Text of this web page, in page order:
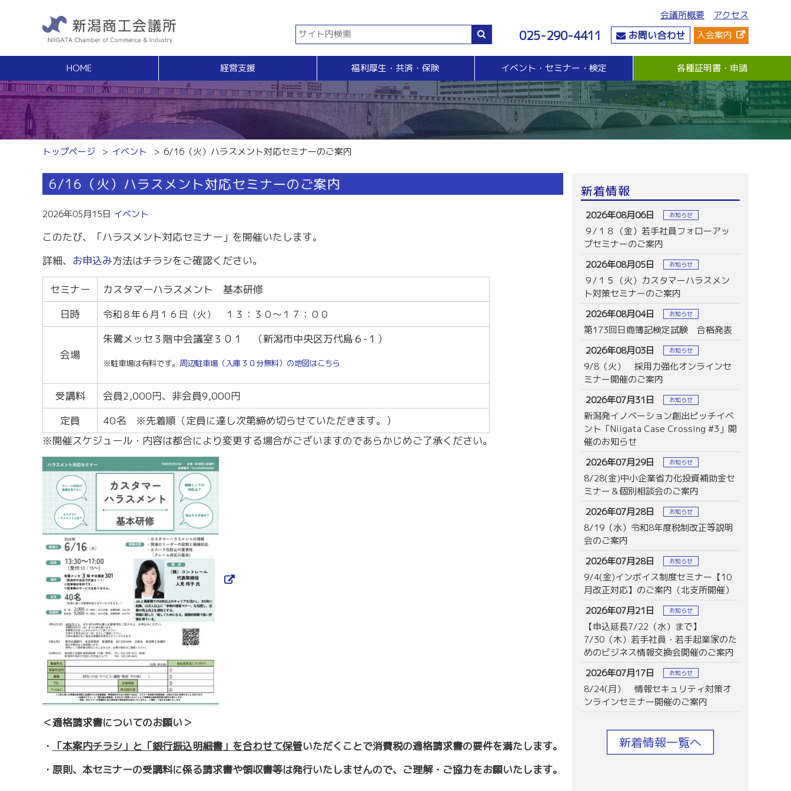
会議所概要 アクセス
025-290-4411 お問い合わせ 入会案内
HOME 経営支援
経営支援
経営相談
無料窓口相談
専門家ネットワーク
経営安定特別相談室
中小企業支援サイト「ミラサポ」
新潟県建設サポートセンター
税務相談（無料相談窓口）
労務・雇用関係
労務・雇用・賃金相談（無料相談窓口）
賃金関係諸統計・説明会
事業承継・Ｍ＆Ａ
事業承継支援（無料相談窓口）
事業承継簡易診断
M＆Aの相談・斡旋
創業塾
事業計画・創業融資相談（無料窓口相談）
商工会議所ライブラリー
経営発達支援
販売拡大・人脈
販売拡大
商い情報便
電子商い情報便
商いつなぐサイト
交流会
新潟国際ビジネス研究会
資金・融資
無担保・無保証人融資
各種融資制度紹介
社会情勢
要望・提言
地域活性化
福利厚生・共済・保険
福利
健康増進サポート
共済等
生命共済制度「チューリップ共済」
小規模企業共済制度
火災共済
自動車共済
国民年金基金
危機管理
危機管理支援（無料窓口相談）
与信管理支援(あんしん取引情報提供事業)
ビジネス総合保険制度
売上債権保全制度（グループ取引信用保険）
業務災害補償プラン
休業補償プラン
商工会議所会員向け保険制度
イベント・セミナー・検定
イベント・セミナー・検定
イベント・セミナー
検定
各種証明書・申請
各種証明書・申請
貿易関係証明
電子証明書発行
【受付終了】GS1事業者（JAN企業）コード
トップページ イベント 6/16（火）ハラスメント対応セミナーのご案内
6/16（火）ハラスメント対応セミナーのご案内
2026年05月15日 イベント
このたび、「ハラスメント対応セミナー」を開催いたします。
詳細、 お申込み方法はチラシをご確認ください。
セミナー
カスタマーハラスメント 基本研修
日時
令和８年６月１６ 日（火） １３：３０～１７：００
会場
朱鷺メッセ３階中会議室３０１ （新潟市中央区万代島６-１）
※駐車場は有料です。 周辺駐車場（入庫３０分無料）の地図はこちら
受講料
会員2,000円、非会員9,000円
定員
40名 ※先着順（定員に達し次第締め切らせていただきます。）
※開催スケジュール・内容は都合により変更する場合がございますのであらかじめご了承ください。
＜適格請求書についてのお願い＞
・
「本案内チラシ」と「銀行振込明細書」を合わせて保管いただくことで消費税の適格請求書の要件を満たします。
・原則、本セミナーの受講料に係る請求書や領収書等は発行いたしませんので、ご理解・ご協力をお願いたします。
新着情報
2026年08月06日 お知らせ
９/１８（金）若手社員フォローアッ
プセミナーのご案内
2026年08月05日
お知らせ
９/１５（火）カスタマーハラスメン
ト対策セミナーのご案内
2026年08月04日
お知らせ
第173回日商簿記検定試験 合格発表
2026年08月03日
お知らせ
9/8（火） 採用力強化オンラインセ
ミナー開催のご案内
2026年07月31日
お知らせ
新潟発イノベーション創出ピッチイベ
ント「Niigata Case Crossing #3」開
催のお知らせ
2026年07月29日
お知らせ
8/28(金)中小企業省力化投資補助金セ
ミナー＆個別相談会のご案内
2026年07月28日
お知らせ
8/19（水）令和8年度税制改正等説明
会のご案内
2026年07月28日
お知らせ
9/4(金)インボイス制度セミナー【10
月改正対応】のご案内（北支所開催）
2026年07月21日
お知らせ
【申込延長7/22（水）まで】
7/30（木）若手社員・若手起業家のた
めのビジネス情報交換会開催のご案内
2026年07月17日
お知らせ
8/24(月） 情報セキュリティ対策オ
ンラインセミナー開催のご案内
新着情報一覧へ